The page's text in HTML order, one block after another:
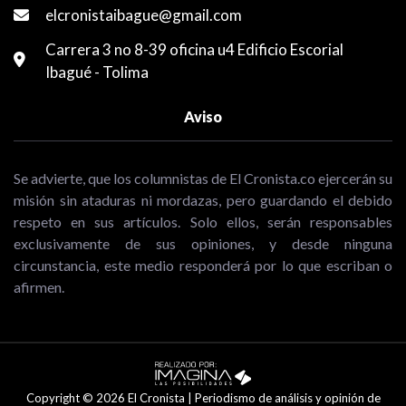
elcronistaibague@gmail.com
Carrera 3 no 8-39 oficina u4 Edificio Escorial
Ibagué - Tolima
Aviso
Se advierte, que los columnistas de El Cronista.co ejercerán su
misión sin ataduras ni mordazas, pero guardando el debido
respeto en sus artículos. Solo ellos, serán responsables
exclusivamente de sus opiniones, y desde ninguna
circunstancia, este medio responderá por lo que escriban o
afirmen.
Copyright © 2026 El Cronista | Periodismo de análisis y opinión de